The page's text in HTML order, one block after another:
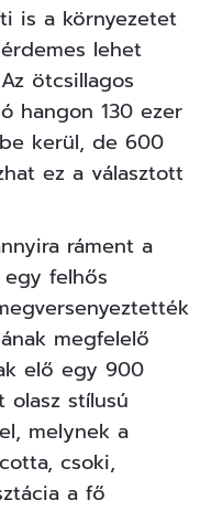
is a környezetet
lehet
ötcsillagos
hangon 130 ezer
kerül, de 600
ez a választott
ráment a
felhős
megfelelő
elő egy 900
stílusú
melynek a
csoki,
a fő